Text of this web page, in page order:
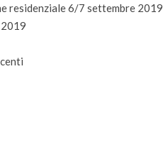
residenziale 6/7 settembre 2019